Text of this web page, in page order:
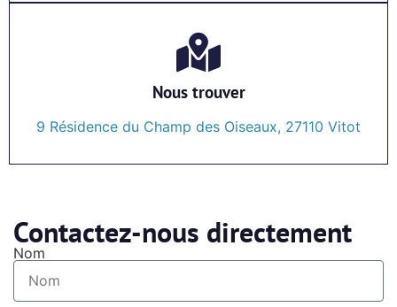
Nous trouver
9 Résidence du Champ des Oiseaux, 27110 Vitot
Contactez-nous directement
Nom